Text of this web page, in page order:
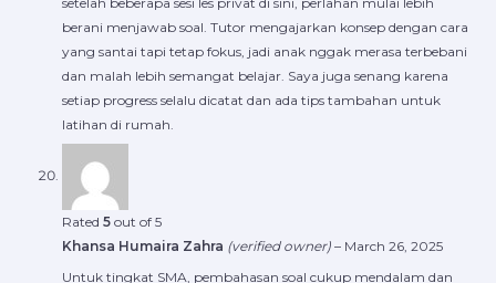
berani menjawab soal. Tutor mengajarkan konsep dengan cara
yang santai tapi tetap fokus, jadi anak nggak merasa terbebani
dan malah lebih semangat belajar. Saya juga senang karena
setiap progress selalu dicatat dan ada tips tambahan untuk
latihan di rumah.
Rated 5 out of 5
Khansa Humaira Zahra (verified owner) – March 26, 2025
Untuk tingkat SMA, pembahasan soal cukup mendalam dan